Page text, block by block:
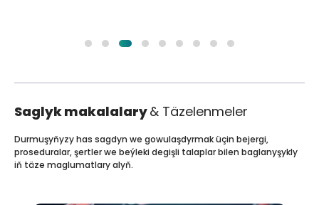
Saglyk makalalary& Täzelenmeler
Durmuşyňyzy has sagdyn we gowulaşdyrmak üçin bejergi,
proseduralar, şertler we beýleki degişli talaplar bilen baglanyşykly
iň täze maglumatlary alyň.